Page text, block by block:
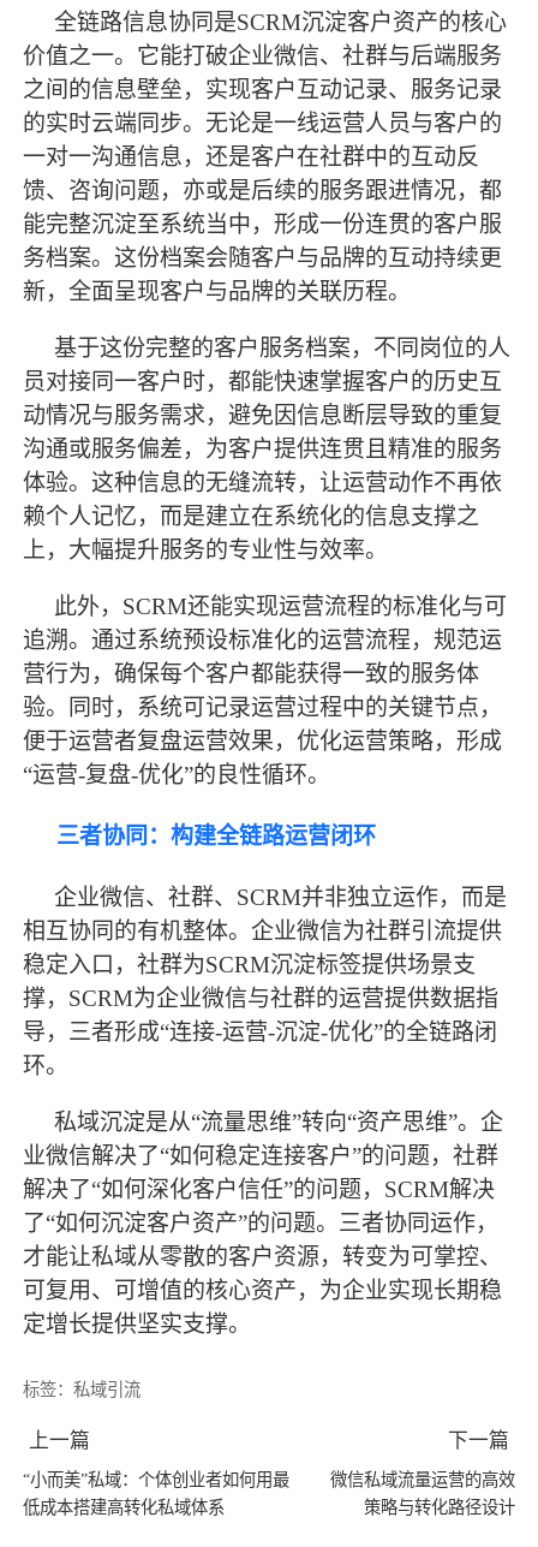
全链路信息协同是SCRM沉淀客户资产的核心
价值之一。它能打破企业微信、社群与后端服务
之间的信息壁垒，实现客户互动记录、服务记录
的实时云端同步。无论是一线运营人员与客户的
一对一沟通信息，还是客户在社群中的互动反
馈、咨询问题，亦或是后续的服务跟进情况，都
能完整沉淀至系统当中，形成一份连贯的客户服
务档案。这份档案会随客户与品牌的互动持续更
新，全面呈现客户与品牌的关联历程。
基于这份完整的客户服务档案，不同岗位的人
员对接同一客户时，都能快速掌握客户的历史互
动情况与服务需求，避免因信息断层导致的重复
沟通或服务偏差，为客户提供连贯且精准的服务
体验。这种信息的无缝流转，让运营动作不再依
赖个人记忆，而是建立在系统化的信息支撑之
上，大幅提升服务的专业性与效率。
此外， SCRM还能实现运营流程的标准化与可
追溯。通过系统预设标准化的运营流程，规范运
营行为，确保每个客户都能获得一致的服务体
验。同时，系统可记录运营过程中的关键节点，
便于运营者复盘运营效果，优化运营策略，形成
“运营-复盘-优化”的良性循环。
三者协同：构建全链路运营闭环
企业微信、社群、 SCRM并非独立运作，而是
相互协同的有机整体。企业微信为社群引流提供
稳定入口，社群为SCRM沉淀标签提供场景支
撑，SCRM为企业微信与社群的运营提供数据指
导，三者形成“连接-运营-沉淀-优化”的全链路闭
环。
私域沉淀是从“流量思维”转向“资产思维”。企
业微信解决了“如何稳定连接客户”的问题，社群
解决了“如何深化客户信任”的问题，SCRM解决
了“如何沉淀客户资产”的问题。三者协同运作，
才能让私域从零散的客户资源，转变为可掌控、
可复用、可增值的核心资产，为企业实现长期稳
定增长提供坚实支撑。
标签：私域引流
上一篇
“小而美”私域：个体创业者如何用最
低成本搭建高转化私域体系
下一篇
微信私域流量运营的高效
策略与转化路径设计